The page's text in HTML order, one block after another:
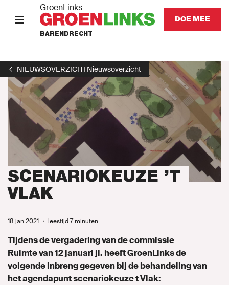
GroenLinks
BARENDRECHT
DOE MEE
NIEUWSOVERZICHTNieuwsoverzicht
SCENARIOKEUZE ’T
VLAK
18 jan 2021 ・ leestijd 7 minuten
Tijdens de vergadering van de commissie
Ruimte van 12 januari jl. heeft GroenLinks de
volgende inbreng gegeven bij de behandeling van
het agendapunt scenariokeuze t Vlak:
HOME
STANDPUNTEN
KOM IN ACTIE
Onze mensen
Onze afdeling
Nieuws
Agenda
Naar GroenLinks.nl